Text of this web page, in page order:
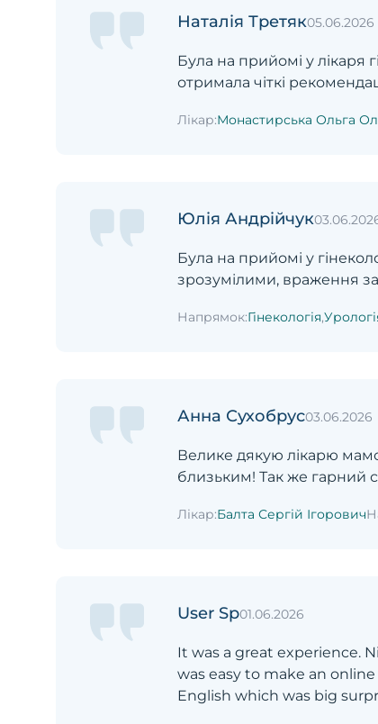
Наталія Третяк05.06.2026
Була на прийомі у лікаря
отримала чіткі
Лікар:Монастирська Ольга
Юлія Андрійчук
Була на прийомі у
зрозумілими, враження
Напрямок:Гінекологія,
Анна Сухобрус03.06.2026
Велике дякую лікарю
близьким! Так же гарний
Лікар:Балта Сергій Ігорович
User Sp01.06.2026
It was a great experience.
was easy to make an
English which was big